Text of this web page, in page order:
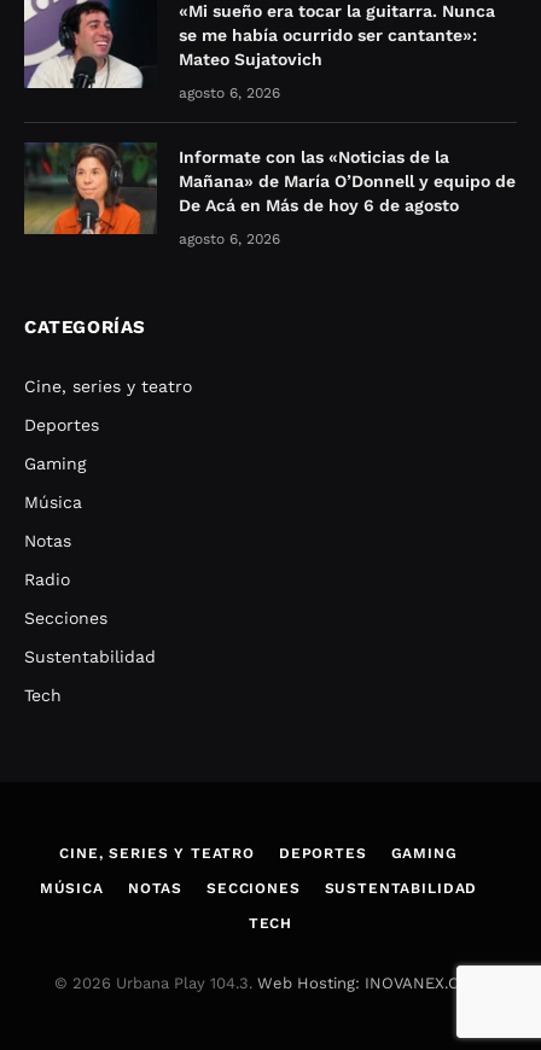
«Mi sueño era tocar la guitarra. Nunca
se me había ocurrido ser cantante»:
Mateo Sujatovich
agosto 6, 2026
Informate con las «Noticias de la
Mañana» de María O’Donnell y equipo de
De Acá en Más de hoy 6 de agosto
agosto 6, 2026
CATEGORÍAS
Cine, series y teatro
Deportes
Gaming
Música
Notas
Radio
Secciones
Sustentabilidad
Tech
CINE, SERIES Y TEATRO DEPORTES GAMING
MÚSICA NOTAS SECCIONES SUSTENTABILIDAD
TECH
© 2026 Urbana Play 104.3. Web Hosting: INOVANEX.COM